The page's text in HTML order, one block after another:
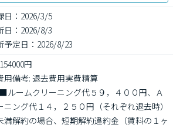
日：2026/3/5
日：2026/8/3
予定日：2026/8/23
円
用備考: 退去費用実費精算
ルームクリーニング代５９，４００円、Ａ
ニング代１４，２５０円（それぞれ退去時）
解約の場合、短期解約違約金（賃料の１ヶ